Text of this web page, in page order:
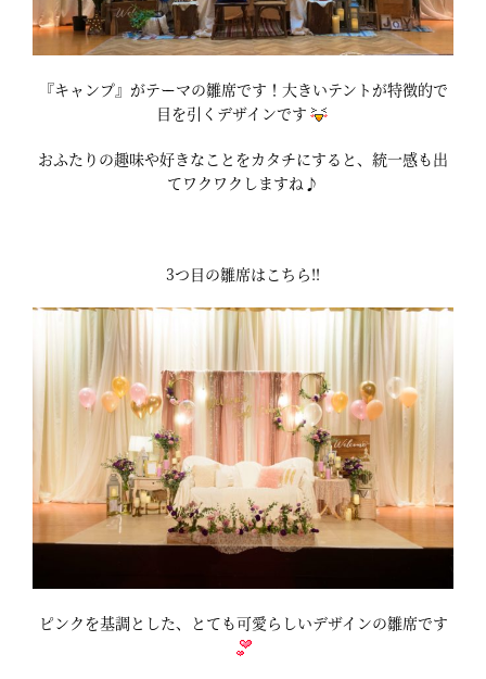
『キャンプ』がテーマの雛席です！大きいテントが特徴的で
目を引くデザインです
おふたりの趣味や好きなことをカタチにすると、統一感も出
てワクワクしますね♪
3つ目の雛席はこちら‼
ピンクを基調とした、とても可愛らしいデザインの雛席です